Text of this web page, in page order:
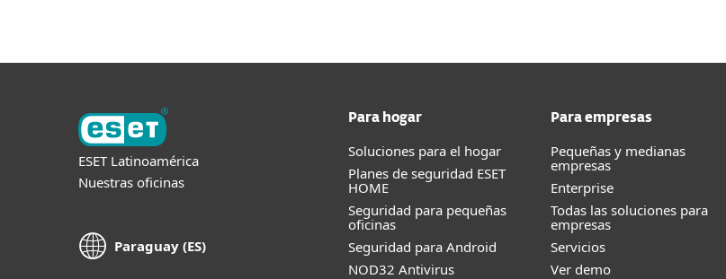
ESET Latinoamérica
Nuestras oficinas
Paraguay (ES)
Para hogar
Soluciones para el hogar
Planes de seguridad ESET
HOME
Seguridad para pequeñas
oficinas
Seguridad para Android
NOD32 Antivirus
Para empresas
Pequeñas y medianas
empresas
Enterprise
Todas las soluciones para
empresas
Servicios
Ver demo